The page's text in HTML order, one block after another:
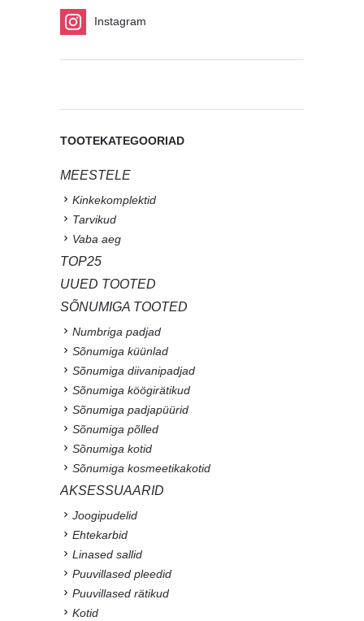
Instagram
TOOTEKATEGOORIAD
MEESTELE
Kinkekomplektid
Tarvikud
Vaba aeg
TOP25
UUED TOOTED
SÕNUMIGA TOOTED
Numbriga padjad
Sõnumiga küünlad
Sõnumiga diivanipadjad
Sõnumiga köögirätikud
Sõnumiga padjapüürid
Sõnumiga põlled
Sõnumiga kotid
Sõnumiga kosmeetikakotid
AKSESSUAARID
Joogipudelid
Ehtekarbid
Linased sallid
Puuvillased pleedid
Puuvillased rätikud
Kotid